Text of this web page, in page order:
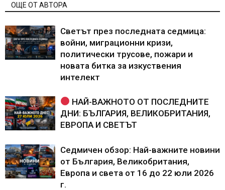
ОЩЕ ОТ АВТОРА
Светът през последната седмица:
войни, миграционни кризи,
политически трусове, пожари и
новата битка за изкуствения
интелект
НАЙ-ВАЖНОТО ОТ ПОСЛЕДНИТЕ
ДНИ: БЪЛГАРИЯ, ВЕЛИКОБРИТАНИЯ,
ЕВРОПА И СВЕТЪТ
Седмичен обзор: Най-важните новини
от България, Великобритания,
Европа и света от 16 до 22 юли 2026
г.